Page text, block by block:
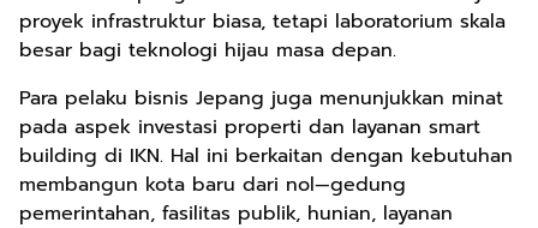
proyek infrastruktur biasa, tetapi laboratorium skala
besar bagi teknologi hijau masa depan.
Para pelaku bisnis Jepang juga menunjukkan minat
pada aspek investasi properti dan layanan smart
building di IKN. Hal ini berkaitan dengan kebutuhan
membangun kota baru dari nol—gedung
pemerintahan, fasilitas publik, hunian, layanan